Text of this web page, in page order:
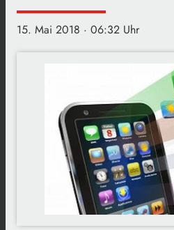
15. Mai 2018 · 06:32 Uhr